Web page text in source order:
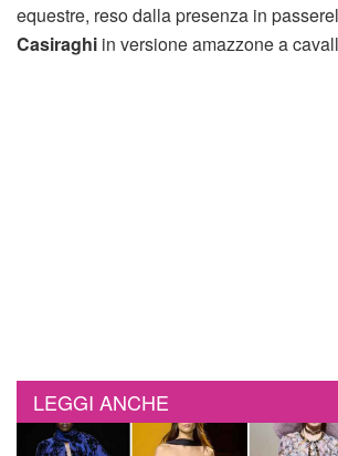
equestre, reso dalla presenza in
Casiraghi in versione amazzone a
LEGGI ANCHE